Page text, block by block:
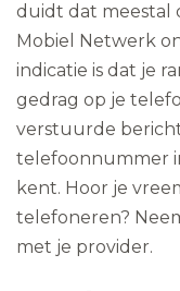
duidt dat meestal
Mobiel Netwerk
indicatie is dat je
gedrag op je
verstuurde
telefoonnummer
kent. Hoor je
telefoneren?
met je provider.